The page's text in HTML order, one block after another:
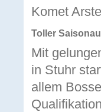
Komet
Toller
Mit
in Stuhr
allem